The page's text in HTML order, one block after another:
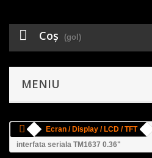
Coş (gol)
MENIU
Ecran / Display / LCD / TFT
interfata seriala TM1637 0.36"